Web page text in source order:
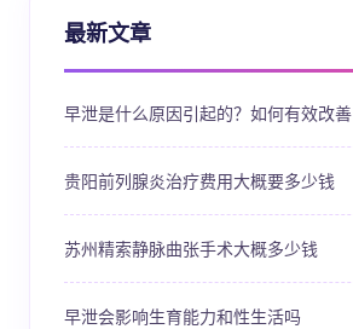
最新文章
早泄是什么原因引起的？如何有效改善
贵阳前列腺炎治疗费用大概要多少钱
苏州精索静脉曲张手术大概多少钱
早泄会影响生育能力和性生活吗